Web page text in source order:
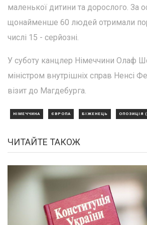
маленької дитини та дорослого. За
щонайменше 60 людей отримали
числі 15 - серйозні.
У суботу канцлер Німеччини Олаф
міністром внутрішніх справ Ненсі
візит до Магдебурга.
НІМЕЧЧИНА ЄВРОПА БІЖЕНЕЦЬ ОПОЗИЦІЯ
ЧИТАЙТЕ ТАКОЖ